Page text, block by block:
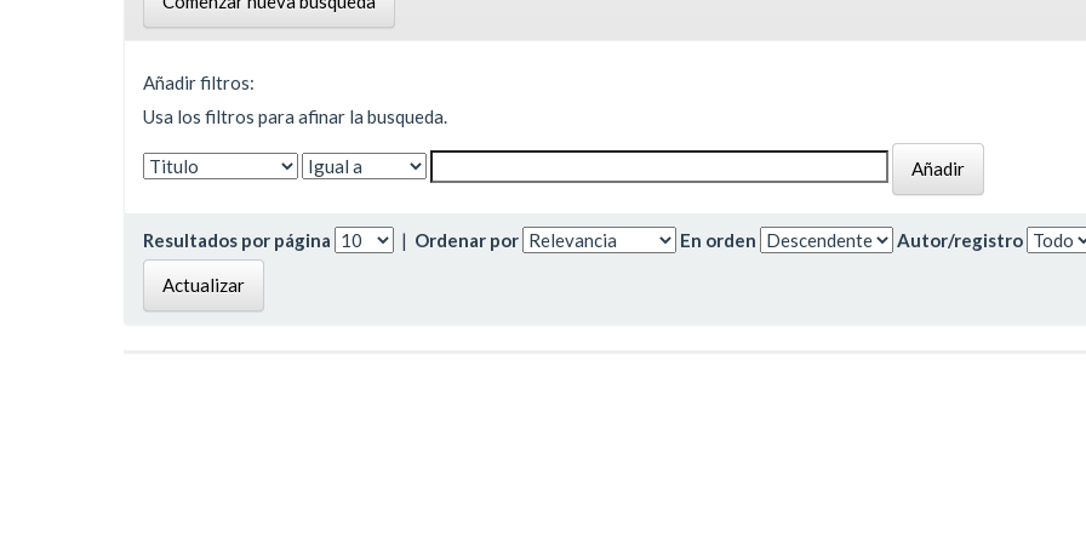
Añadir filtros:
Usa los filtros para afinar la busqueda.
Resultados por página | Ordenar por En orden Autor/registro